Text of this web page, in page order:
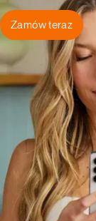
Zamów teraz